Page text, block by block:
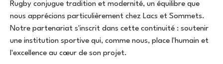
Rugby conjugue tradition et modernité, un équilibre que
nous apprécions particulièrement chez Lacs et Sommets.
Notre partenariat s'inscrit dans cette continuité : soutenir
une institution sportive qui, comme nous, place l'humain et
l'excellence au cœur de son projet.